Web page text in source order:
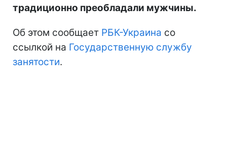
традиционно преобладали мужчины.
Об этом сообщает РБК-Украина со
ссылкой на Государственную службу
занятости.